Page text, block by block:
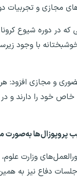
مجازی و تجربیات
که در دوره شیوع
با وجود
و مجازی افزود:
خاص خود را دارند و
پروپوزال‌ها به‌صورت
وزارت
دفاع نیز به همین